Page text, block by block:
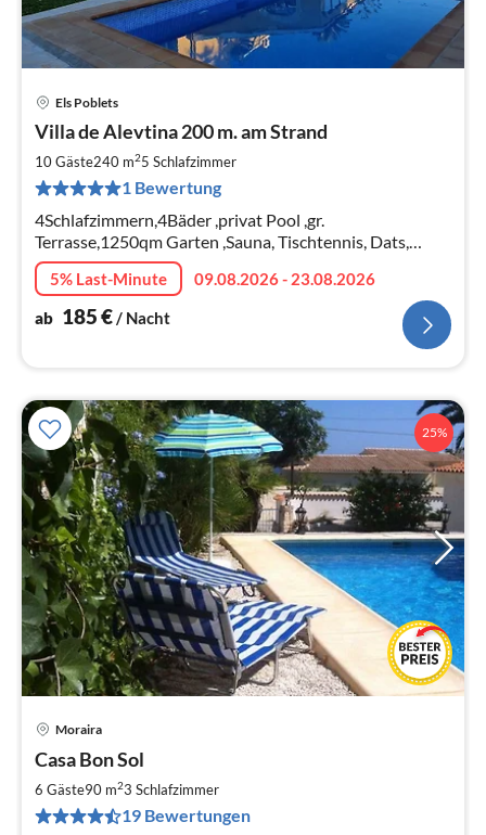
Els Poblets
Villa de Alevtina 200 m. am Strand
10 Gäste240 m25 Schlafzimmer
1 Bewertung
4Schlafzimmern,4Bäder ,privat Pool ,gr.
Terrasse,1250qm Garten ,Sauna, Tischtennis, Dats,
Whirlpool
5% Last-Minute
09.08.2026 - 23.08.2026
ab 185€/ Nacht
25%
Moraira
Casa Bon Sol
6 Gäste90 m23 Schlafzimmer
19 Bewertungen